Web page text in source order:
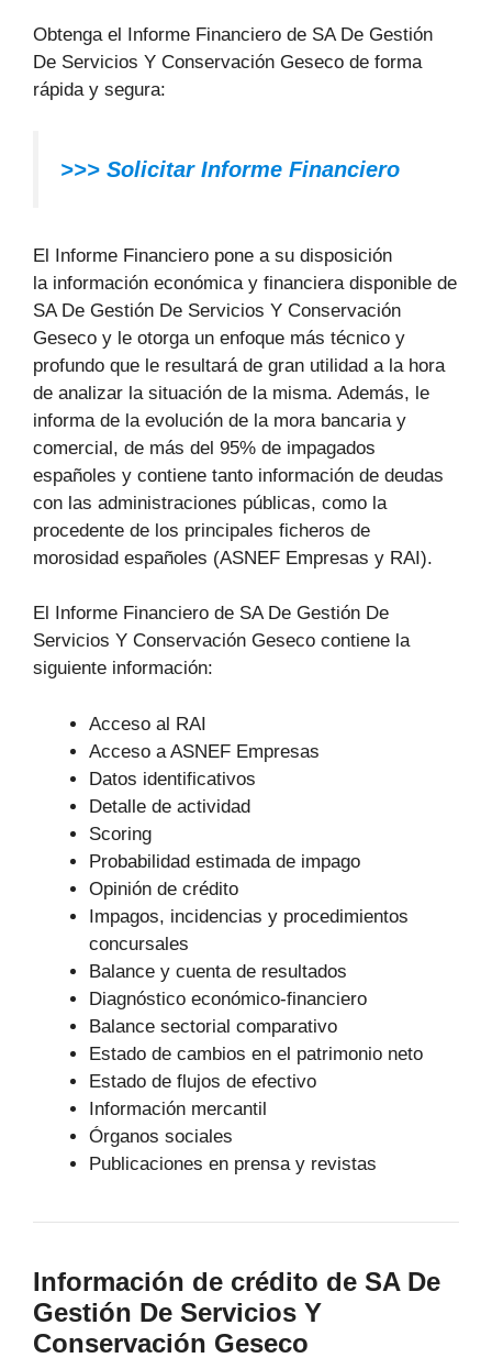
Obtenga el Informe Financiero de SA De Gestión
De Servicios Y Conservación Geseco de forma
rápida y segura:
>>> Solicitar Informe Financiero
El Informe Financiero pone a su disposición
la información económica y financiera disponible de
SA De Gestión De Servicios Y Conservación
Geseco y le otorga un enfoque más técnico y
profundo que le resultará de gran utilidad a la hora
de analizar la situación de la misma. Además, le
informa de la evolución de la mora bancaria y
comercial, de más del 95% de impagados
españoles y contiene tanto información de deudas
con las administraciones públicas, como la
procedente de los principales ficheros de
morosidad españoles (ASNEF Empresas y RAI).
El Informe Financiero de SA De Gestión De
Servicios Y Conservación Geseco contiene la
siguiente información:
Acceso al RAI
Acceso a ASNEF Empresas
Datos identificativos
Detalle de actividad
Scoring
Probabilidad estimada de impago
Opinión de crédito
Impagos, incidencias y procedimientos
concursales
Balance y cuenta de resultados
Diagnóstico económico-financiero
Balance sectorial comparativo
Estado de cambios en el patrimonio neto
Estado de flujos de efectivo
Información mercantil
Órganos sociales
Publicaciones en prensa y revistas
Información de crédito de SA De
Gestión De Servicios Y
Conservación Geseco